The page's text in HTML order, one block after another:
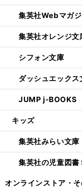
集英社Webマガジ
集英社オレンジ文
シフォン文庫
ダッシュエックス
JUMP j-BOOKS
キッズ
集英社みらい文庫
集英社の児童図
オンラインストア・